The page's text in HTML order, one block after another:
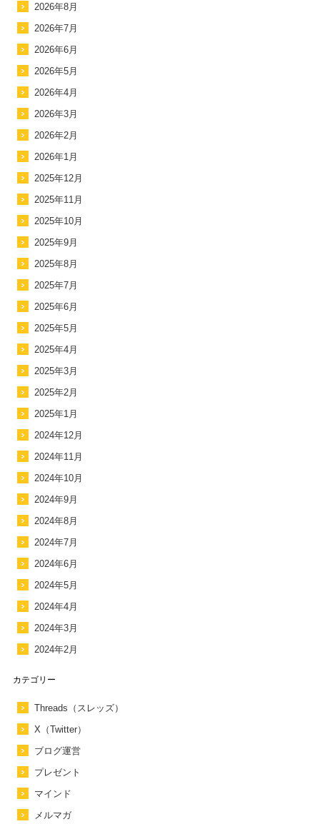
2026年8月
2026年7月
2026年6月
2026年5月
2026年4月
2026年3月
2026年2月
2026年1月
2025年12月
2025年11月
2025年10月
2025年9月
2025年8月
2025年7月
2025年6月
2025年5月
2025年4月
2025年3月
2025年2月
2025年1月
2024年12月
2024年11月
2024年10月
2024年9月
2024年8月
2024年7月
2024年6月
2024年5月
2024年4月
2024年3月
2024年2月
カテゴリー
Threads（スレッズ）
X（Twitter）
ブログ運営
プレゼント
マインド
メルマガ